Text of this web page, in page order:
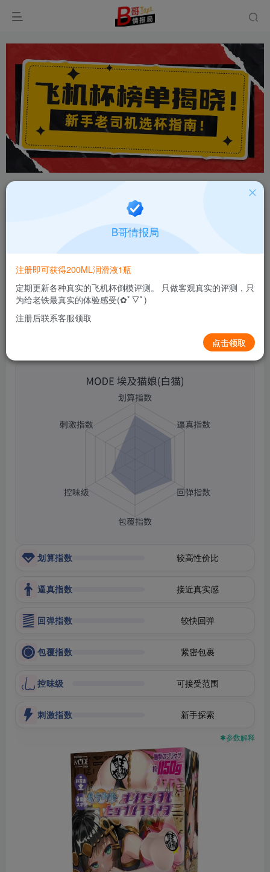
日本MODE埃及猫娘(白猫)柔软亲肤飞机杯测评报
B哥情报局-产品指南针
2个月前更新
0 126 6
划算指数 较高性价比
逼真指数 接近真实感
回弹指数 较快回弹
包覆指数 紧密包裹
控味级 可接受范围
刺激指数 新手探索
✱参数解释
B哥情报局
注册即可获得200ML润滑液1瓶
定期更新各种真实的飞机杯倒模评测。 只做客观真实的评测，只
为给老铁最真实的体验感受(✿ﾟ▽ﾟ)
注册后联系客服领取
点击领取